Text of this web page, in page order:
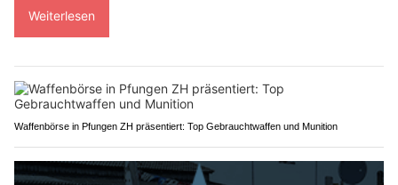
Weiterlesen
Waffenbörse in Pfungen ZH präsentiert: Top Gebrauchtwaffen und Munition